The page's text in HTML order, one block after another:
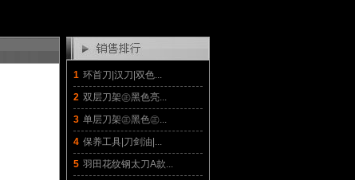
1 环首刀|汉刀|双色...
2 双层刀架㊣黑色亮...
3 单层刀架㊣黑色㊣...
4 保养工具|刀剑油|...
5 羽田花纹钢太刀A款...